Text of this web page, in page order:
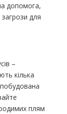
допомога,
для
–
кілька
​​плям